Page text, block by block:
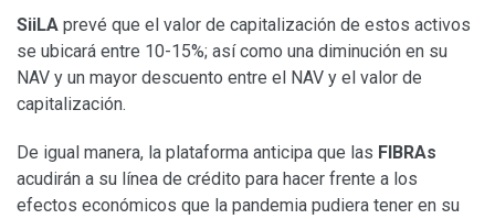
SiiLA prevé que el valor de capitalización de estos activos
se ubicará entre 10-15%; así como una diminución en su
NAV y un mayor descuento entre el NAV y el valor de
capitalización.
De igual manera, la plataforma anticipa que las FIBRAs
acudirán a su línea de crédito para hacer frente a los
efectos económicos que la pandemia pudiera tener en su